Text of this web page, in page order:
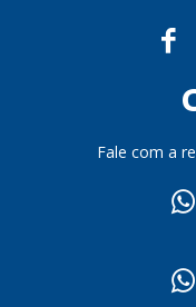
Fale com a